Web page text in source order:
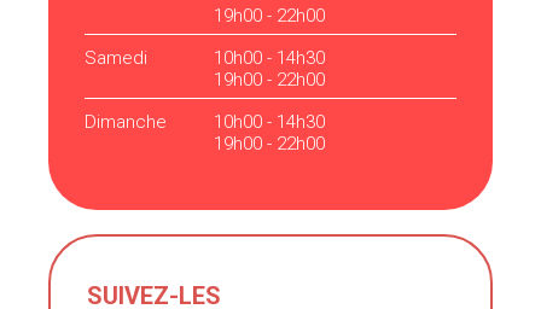
19h00 - 22h00
Samedi
10h00 - 14h30
19h00 - 22h00
Dimanche
10h00 - 14h30
19h00 - 22h00
SUIVEZ-LES